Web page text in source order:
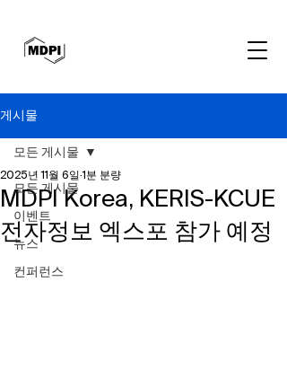
게시물
모든 게시물
이벤트
뉴스
컨퍼런스
모든 게시물
MDPI Korea, KERIS-KCUE
전자정보 엑스포 참가 예정
2025년 11월 6일 1분 분량